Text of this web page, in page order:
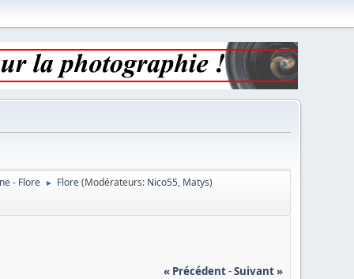
- Flore ► Flore(Modérateurs: Nico55, Matys)
« Précédent-Suivant »